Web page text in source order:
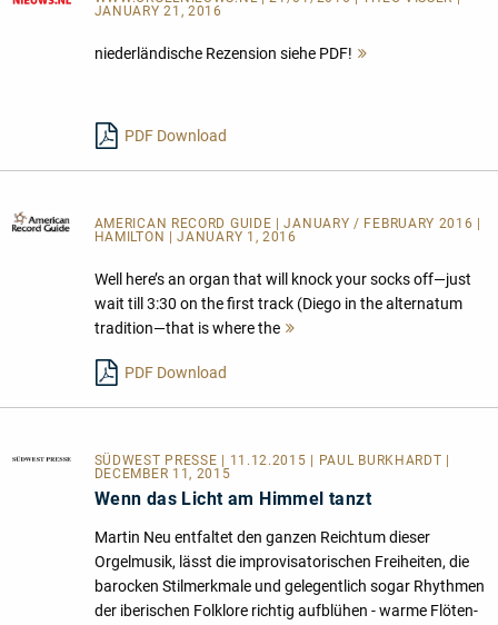
JANUARY 21, 2016
niederländische Rezension siehe PDF!
PDF Download
AMERICAN RECORD GUIDE
| JANUARY / FEBRUARY 2016 |
HAMILTON | JANUARY 1, 2016
Well here’s an organ that will knock your socks off—just
wait till 3:30 on the first track (Diego in the alternatum
tradition—that is where the
PDF Download
SÜDWEST PRESSE
| 11.12.2015 | PAUL BURKHARDT |
DECEMBER 11, 2015
Wenn das Licht am Himmel tanzt
Martin Neu entfaltet den ganzen Reichtum dieser
Orgelmusik, lässt die improvisatorischen Freiheiten, die
barocken Stilmerkmale und gelegentlich sogar Rhythmen
der iberischen Folklore richtig aufblühen - warme Flöten-